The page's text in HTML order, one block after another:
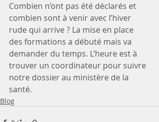
Combien n’ont pas été déclarés et
combien sont à venir avec l’hiver
rude qui arrive ? La mise en place
des formations a débuté mais va
demander du temps. L’heure est à
trouver un coordinateur pour suivre
notre dossier au ministère de la
santé.
Blog